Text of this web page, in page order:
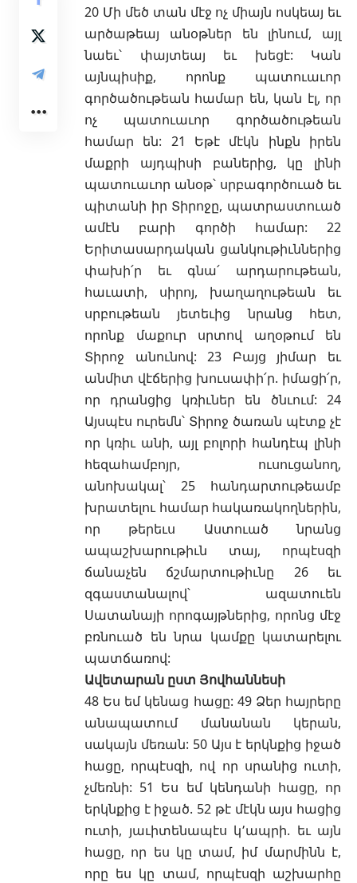
20 Մի մեծ տան մէջ ոչ միայն ոսկեայ եւ
արծաթեայ անօթներ են լինում, այլ
նաեւ՝ փայտեայ եւ խեցէ: Կան
այնպիսիք, որոնք պատուաւոր
գործածութեան համար են, կան էլ, որ
ոչ պատուաւոր գործածութեան
համար են: 21 Եթէ մէկն ինքն իրեն
մաքրի այդպիսի բաներից, կը լինի
պատուաւոր անօթ՝ սրբագործուած եւ
պիտանի իր Տիրոջը, պատրաստուած
ամէն բարի գործի համար: 22
Երիտասարդական ցանկութիւններից
փախի՛ր եւ գնա՛ արդարութեան,
հաւատի, սիրոյ, խաղաղութեան եւ
սրբութեան յետեւից նրանց հետ,
որոնք մաքուր սրտով աղօթում են
Տիրոջ անունով: 23 Բայց յիմար եւ
անմիտ վէճերից խուսափի՛ր. իմացի՛ր,
որ դրանցից կռիւներ են ծնւում: 24
Այսպէս ուրեմն՝ Տիրոջ ծառան պէտք չէ
որ կռիւ անի, այլ բոլորի հանդէպ լինի
հեզահամբոյր, ուսուցանող,
անոխակալ՝ 25 հանդարտութեամբ
խրատելու համար հակառակողներին,
որ թերեւս Աստուած նրանց
ապաշխարութիւն տայ, որպէսզի
ճանաչեն ճշմարտութիւնը 26 եւ
զգաստանալով՝ ազատուեն
Սատանայի որոգայթներից, որոնց մէջ
բռնուած են նրա կամքը կատարելու
պատճառով:
Ավետարան ըստ Յովհաննեսի
48 Ես եմ կենաց հացը: 49 Ձեր հայրերը
անապատում մանանան կերան,
սակայն մեռան: 50 Այս է երկնքից իջած
հացը, որպէսզի, ով որ սրանից ուտի,
չմեռնի: 51 Ես եմ կենդանի հացը, որ
երկնքից է իջած. 52 թէ մէկն այս հացից
ուտի, յաւիտենապէս կ՚ապրի. եւ այն
հացը, որ ես կը տամ, իմ մարմինն է,
որը ես կը տամ, որպէսզի աշխարհը